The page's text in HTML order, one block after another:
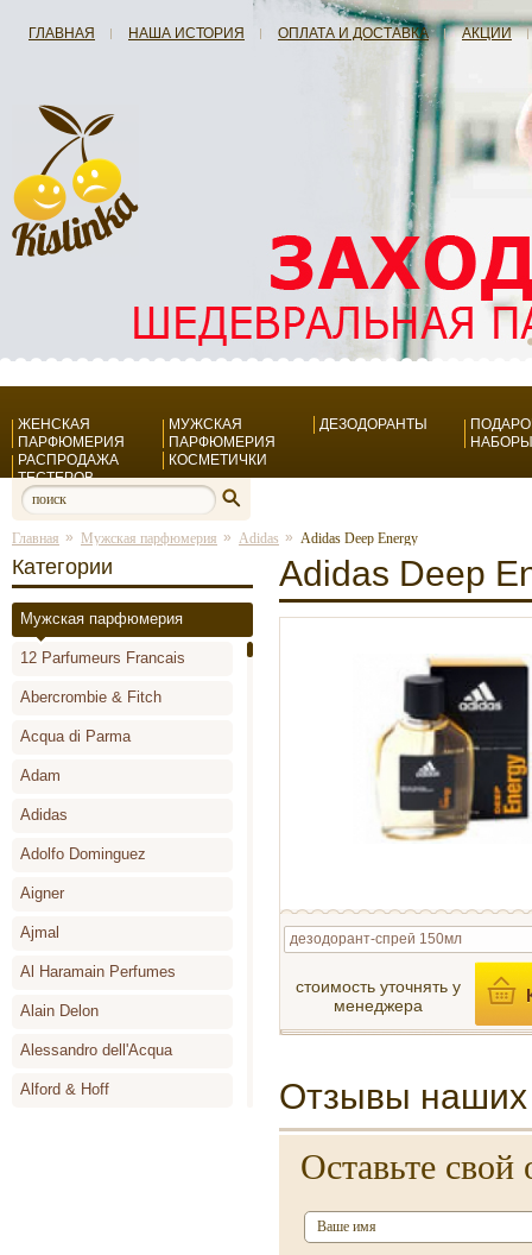
ГЛАВНАЯ НАША ИСТОРИЯ ОПЛАТА И ДОСТАВКА АКЦИИ
ЖЕНСКАЯ
ПАРФЮМЕРИЯ
МУЖСКАЯ
ПАРФЮМЕРИЯ
ДЕЗОДОРАНТЫ
НАБОРЫ
РАСПРОДАЖА
ТЕСТЕРОВ
КОСМЕТИЧКИ
Главная » Мужская парфюмерия » Adidas » Adidas Deep Energy
Категории
Мужская парфюмерия
12 Parfumeurs Francais
Abercrombie & Fitch
Acqua di Parma
Adam
Adidas
Adolfo Dominguez
Aigner
Ajmal
Al Haramain Perfumes
Alain Delon
Alessandro dell'Acqua
Alford & Hoff
Adidas Deep
дезодорант-спрей 150мл
стоимость уточнять у
менеджера
Отзывы наших
Оставьте свой